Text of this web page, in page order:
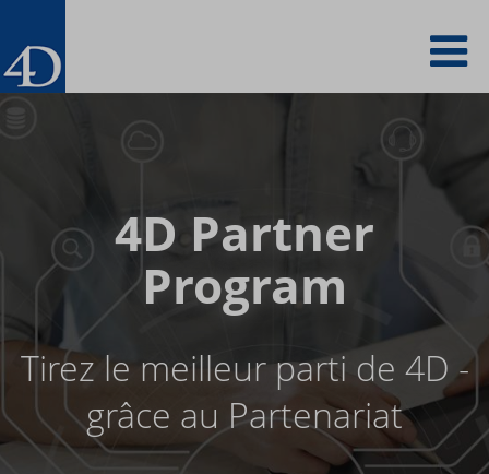
main
content
4D Partner
Program
Tirez le meilleur parti de 4D -
grâce au Partenariat